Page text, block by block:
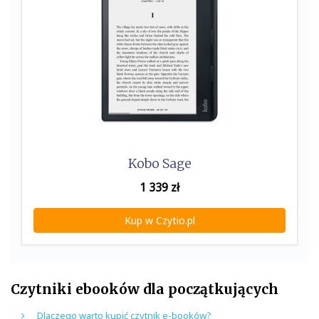
Kobo Sage
1 339 zł
Kup w Czytio.pl
Czytniki ebooków dla początkujących
Dlaczego warto kupić czytnik e-booków?